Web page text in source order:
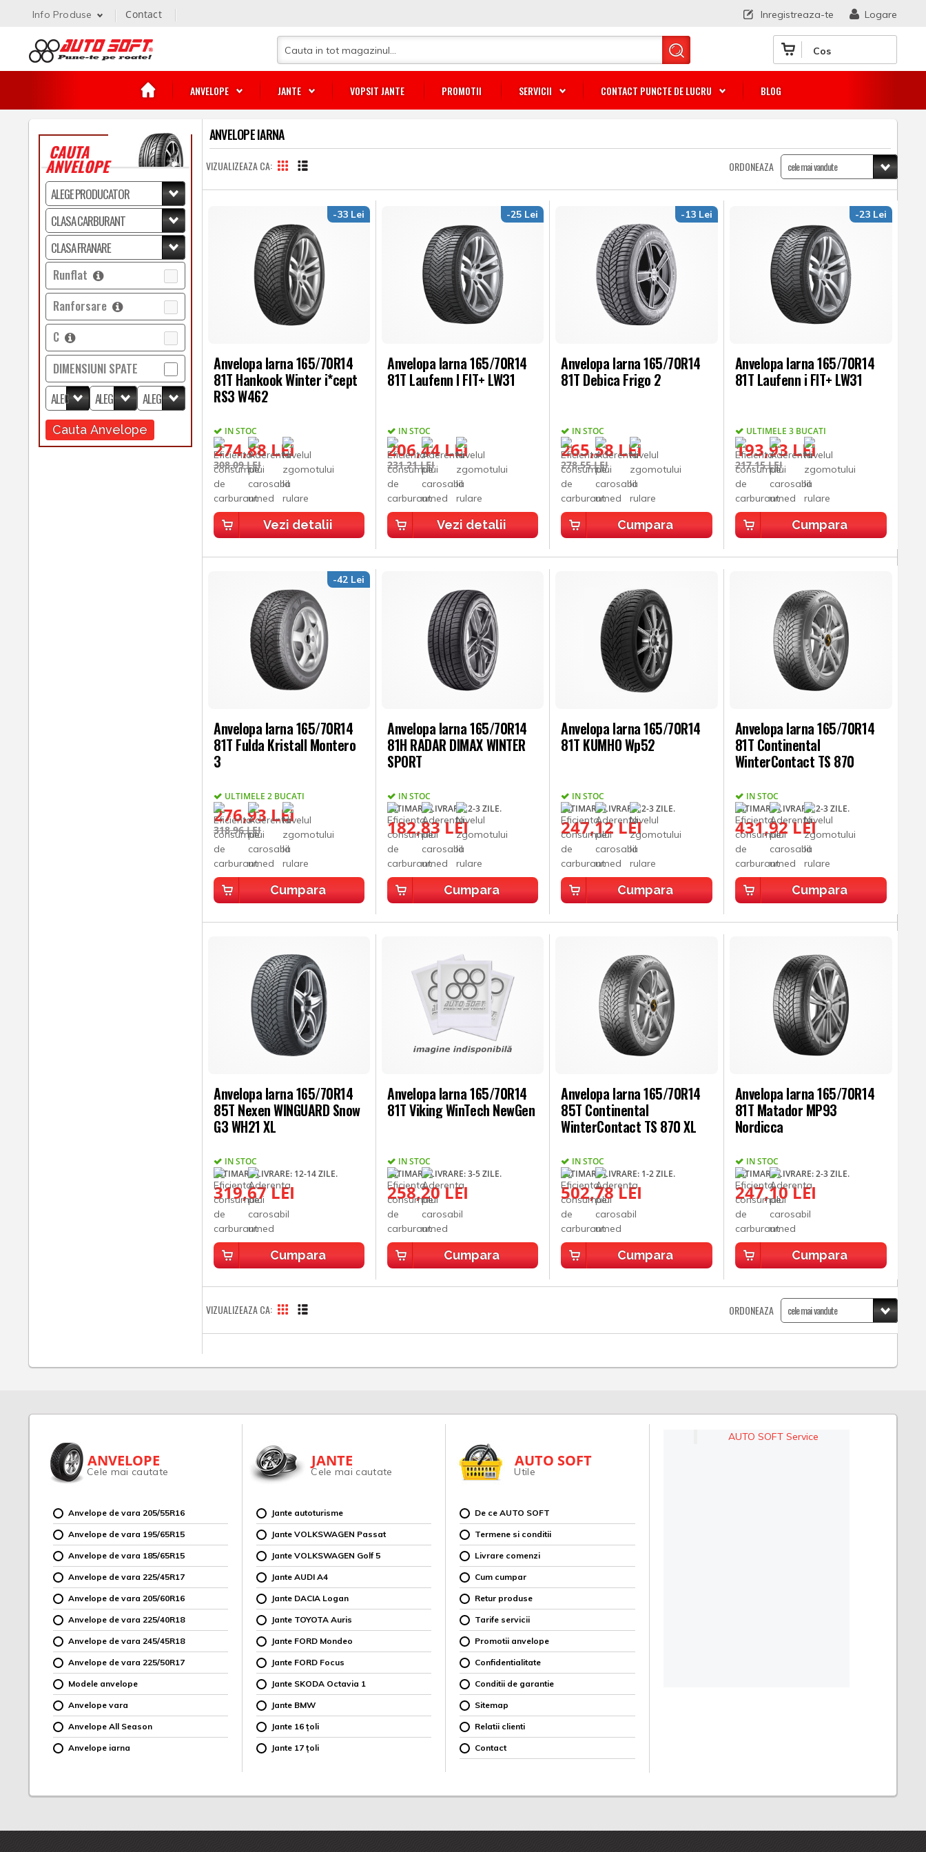
Cos
ANVELOPE JANTE VOPSIT JANTE PROMOTII SERVICII CONTACT PUNCTE DE LUCRU BLOG
Logare
Inregistreaza-te
Info Produse Contact
CAUTA
ANVELOPE
Runflat
Ranforsare
C
DIMENSIUNI SPATE
Cauta Anvelope
ANVELOPE IARNA
VIZUALIZEAZA CA ORDONEAZA
Anvelopa Iarna 165/70R14
81T Hankook Winter i*cept
RS3 W462
IN STOC
274,88 LEI
-33 Lei
308,09 LEI
Vezi detalii
Anvelopa Iarna 165/70R14
81T Laufenn I FIT+ LW31
IN STOC
206,44 LEI
-25 Lei
231,21 LEI
Vezi detalii
Anvelopa Iarna 165/70R14
81T Debica Frigo 2
IN STOC
265,58 LEI
-13 Lei
278,55 LEI
Cumpara
Anvelopa Iarna 165/70R14
81T Laufenn i FIT+ LW31
ULTIMELE 3 BUCATI
193,93 LEI
-23 Lei
217,15 LEI
Cumpara
Anvelopa Iarna 165/70R14
81T Fulda Kristall Montero
3
ULTIMELE 2 BUCATI
276,93 LEI
-42 Lei
318,96 LEI
Cumpara
Anvelopa Iarna 165/70R14
81H RADAR DIMAX WINTER
SPORT
IN STOC
ESTIMARE LIVRARE: 2-3 ZILE.
182,83 LEI
Cumpara
Anvelopa Iarna 165/70R14
81T KUMHO Wp52
IN STOC
ESTIMARE LIVRARE: 2-3 ZILE.
247,12 LEI
Cumpara
Anvelopa Iarna 165/70R14
81T Continental
WinterContact TS 870
IN STOC
ESTIMARE LIVRARE: 2-3 ZILE.
431,92 LEI
Cumpara
Anvelopa Iarna 165/70R14
85T Nexen WINGUARD Snow
G3 WH21 XL
IN STOC
ESTIMARE LIVRARE: 12-14 ZILE.
319,67 LEI
Cumpara
Anvelopa Iarna 165/70R14
81T Viking WinTech NewGen
IN STOC
ESTIMARE LIVRARE: 3-5 ZILE.
258,20 LEI
Cumpara
Anvelopa Iarna 165/70R14
85T Continental
WinterContact TS 870 XL
IN STOC
ESTIMARE LIVRARE: 1-2 ZILE.
502,78 LEI
Cumpara
Anvelopa Iarna 165/70R14
81T Matador MP93
Nordicca
IN STOC
ESTIMARE LIVRARE: 2-3 ZILE.
247,10 LEI
Cumpara
VIZUALIZEAZA CA ORDONEAZA
ANVELOPE
Cele mai cautate
Anvelope de vara 205/55R16
Anvelope de vara 195/65R15
Anvelope de vara 185/65R15
Anvelope de vara 225/45R17
Anvelope de vara 205/60R16
Anvelope de vara 225/40R18
Anvelope de vara 245/45R18
Anvelope de vara 225/50R17
Modele anvelope
Anvelope vara
Anvelope All Season
Anvelope iarna
JANTE
Cele mai cautate
Jante autoturisme
Jante VOLKSWAGEN Passat
Jante VOLKSWAGEN Golf 5
Jante AUDI A4
Jante DACIA Logan
Jante TOYOTA Auris
Jante FORD Mondeo
Jante FORD Focus
Jante SKODA Octavia 1
Jante BMW
Jante 16 țoli
Jante 17 țoli
AUTO SOFT
Utile
De ce AUTO SOFT
Termene si conditii
Livrare comenzi
Cum cumpar
Retur produse
Tarife servicii
Promotii anvelope
Confidentialitate
Conditii de garantie
Sitemap
Relatii clienti
Contact
AUTO SOFT Service